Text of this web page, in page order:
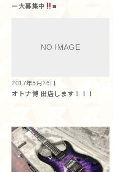
ー大募集中
■
2017年5月26日
オトナ博 出店します！！！